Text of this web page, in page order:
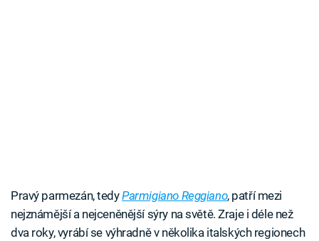
Pravý parmezán, tedyParmigiano Reggiano, patří mezi
nejznámější a nejceněnější sýry na světě. Zraje i déle než
dva roky, vyrábí se výhradně v několika italských regionech